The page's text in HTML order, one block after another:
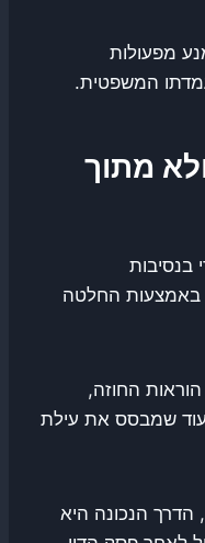
מפעולות
המשפטית.
מתוך
בנסיבות
באמצעות החלטה
החוזה,
שמבסס את עילת
הדרך הנכונה היא